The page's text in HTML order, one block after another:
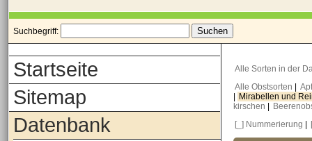
Suchbegriff:
Startseite
Sitemap
Datenbank
Alle Sorten in der
Alle Obstsorten
Mirabellen und
kirschen
[_] Nummerierung